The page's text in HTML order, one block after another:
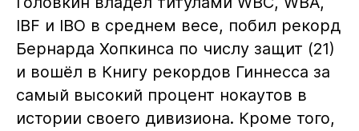
IBF и IBO в среднем весе, побил рекорд
Бернарда Хопкинса по числу защит (21)
и вошёл в Книгу рекордов Гиннесса за
самый высокий процент нокаутов в
истории своего дивизиона. Кроме того,